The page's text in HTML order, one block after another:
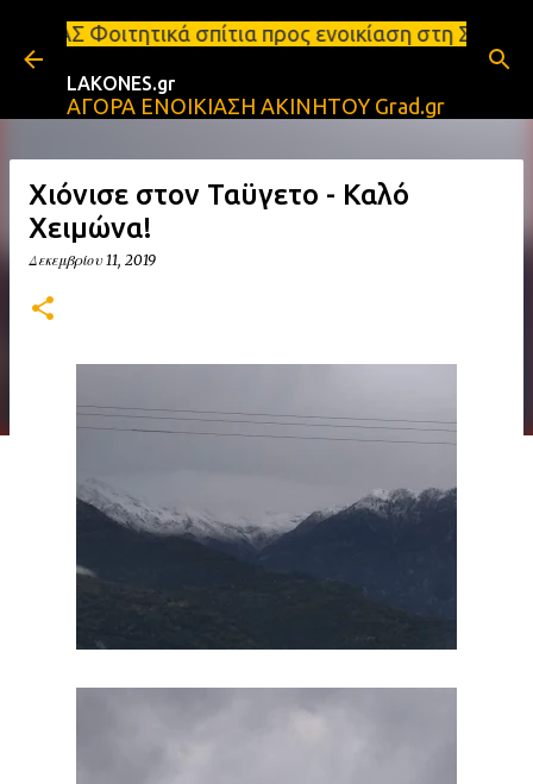
Μετάβαση στο κύριο περιεχόμενο
σπίτια προς ενοικίαση στη Σπάρτη Ενοικιάσεις
LAKONES.gr
ΑΓΟΡΑ ΕΝΟΙΚΙΑΣΗ ΑΚΙΝΗΤΟΥ Grad.gr
Χιόνισε στον Ταϋγετο - Καλό
Χειμώνα!
Δεκεμβρίου 11, 2019